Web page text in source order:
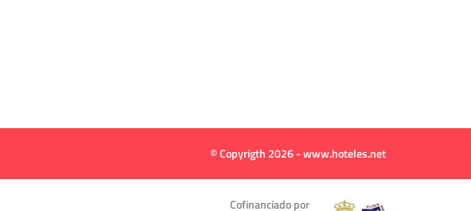
© Copyrigth 2026 - www.hoteles.net
Cofinanciado por